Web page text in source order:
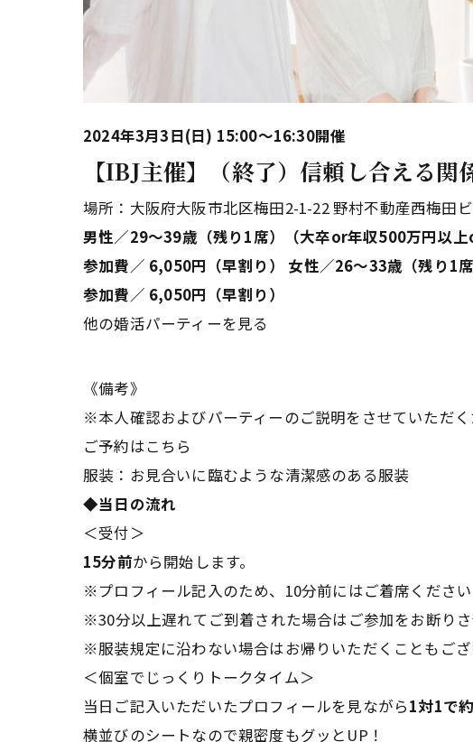
2024年3月3日(日) 15:00～16:30開催
【IBJ主催】（終了）信頼し合える
場所：大阪府大阪市北区梅田2-1-22 野村不動産西梅田
男性／29〜39歳（残り1席）（大卒or年収500万円以
参加費／ 6,050円（早割り）
女性／26〜33歳（残り1
参加費／ 6,050円（早割り）
他の婚活パーティーを見る
《備考》
※本人確認およびパーティーのご説明をさせていただく
ご予約はこちら
服装：お見合いに臨むような清潔感のある服装
◆当日の流れ
＜受付＞
15分前から開始します。
※プロフィール記入のため、10分前にはご着席ください
※30分以上遅れてご到着された場合はご参加をお断り
※服装規定に沿わない場合はお帰りいただくこともご
＜個室でじっくりトークタイム＞
当日ご記入いただいたプロフィールを見ながら1対1で
横並びのシートなので親密度もグッとUP！